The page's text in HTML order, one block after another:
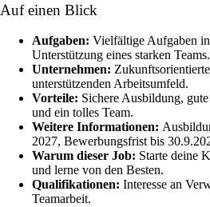
Auf einen Blick
Aufgaben: Vielfältige Aufgaben
Unterstützung eines starken Teams.
Unternehmen:
unterstützenden Arbeitsumfeld.
Vorteile: Sichere Ausbildung,
und ein tolles Team.
Weitere Informationen:
2027, Bewerbungsfrist bis
Warum dieser Job: Starte deine
und lerne von den Besten.
Qualifikationen: Interesse an
Teamarbeit.